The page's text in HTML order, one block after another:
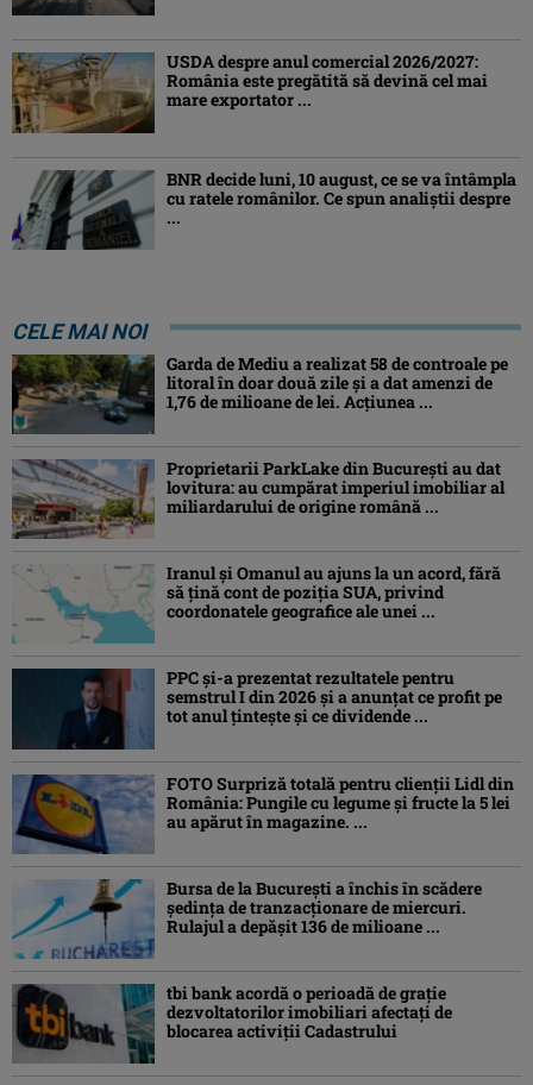
USDA despre anul comercial 2026/2027:
România este pregătită să devină cel mai
mare exportator ...
BNR decide luni, 10 august, ce se va întâmpla
cu ratele românilor. Ce spun analiștii despre
...
CELE MAI NOI
Garda de Mediu a realizat 58 de controale pe
litoral în doar două zile și a dat amenzi de
1,76 de milioane de lei. Acțiunea ...
Proprietarii ParkLake din București au dat
lovitura: au cumpărat imperiul imobiliar al
miliardarului de origine română ...
Iranul și Omanul au ajuns la un acord, fără
să țină cont de poziția SUA, privind
coordonatele geografice ale unei ...
PPC și-a prezentat rezultatele pentru
semstrul I din 2026 și a anunțat ce profit pe
tot anul țintește și ce dividende ...
FOTO Surpriză totală pentru clienții Lidl din
România: Pungile cu legume și fructe la 5 lei
au apărut în magazine. ...
Bursa de la București a închis în scădere
ședința de tranzacționare de miercuri.
Rulajul a depășit 136 de milioane ...
tbi bank acordă o perioadă de grație
dezvoltatorilor imobiliari afectați de
blocarea activiții Cadastrului